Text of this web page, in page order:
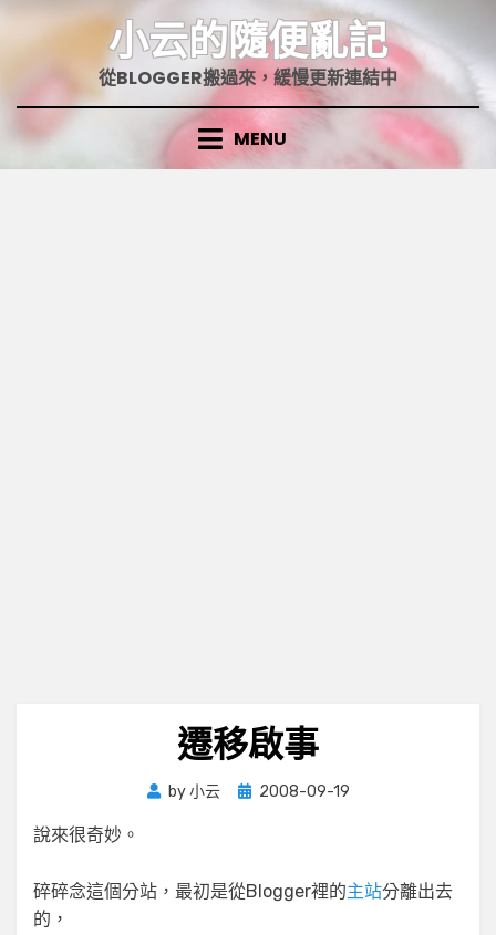
小云的隨便亂記
從BLOGGER搬過來，緩慢更新連結中
MENU
遷移啟事
by小云
Posted
2008-09-19
說來很奇妙。
碎碎念這個分站，最初是從Blogger裡的主站分離出去
的，